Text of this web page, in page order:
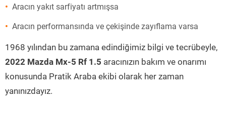
Aracın yakıt sarfiyatı artmışsa
Aracın performansında ve çekişinde zayıflama varsa
1968 yılından bu zamana edindiğimiz bilgi ve tecrübeyle,
2022 Mazda Mx-5 Rf 1.5 aracınızın bakım ve onarımı
konusunda Pratik Araba ekibi olarak her zaman
yanınızdayız.